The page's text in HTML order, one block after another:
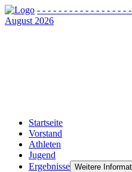
- - - - - - - - - - - - - - - - -
August 2026
Startseite
Vorstand
Athleten
Jugend
Ergebnisse Weitere